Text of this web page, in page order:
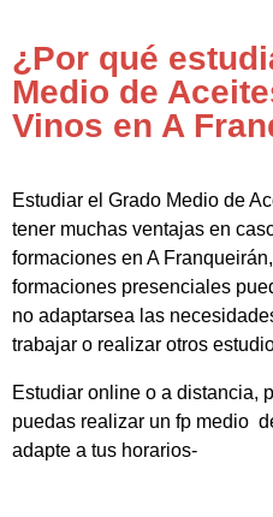
¿Por qué
Medio de
Vinos en A
Estudiar el Grado Medio de
tener muchas ventajas en
formaciones en A
formaciones presenciales
no adaptarsea las
trabajar o realizar otros
Estudiar online o a distancia,
puedas realizar un fp medio
adapte a tus horarios-